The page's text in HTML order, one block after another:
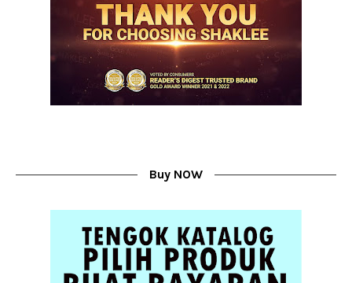
Buy NOW